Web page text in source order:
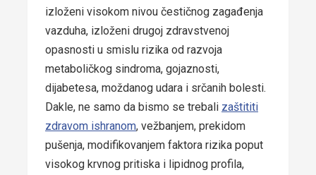
izloženi visokom nivou čestičnog zagađenja
vazduha, izloženi drugoj zdravstvenoj
opasnosti u smislu rizika od razvoja
metaboličkog sindroma, gojaznosti,
dijabetesa, moždanog udara i srčanih bolesti.
Dakle, ne samo da bismo se trebali zaštititi
zdravom ishranom, vežbanjem, prekidom
pušenja, modifikovanjem faktora rizika poput
visokog krvnog pritiska i lipidnog profila,